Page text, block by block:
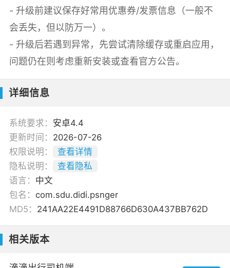
- 升级前建议保存好常用优惠券/发票信息（一般不
会丢失，但以防万一）。
- 升级后若遇到异常，先尝试清除缓存或重启应用，
问题仍在则考虑重新安装或查看官方公告。
详细信息
系统要求： 安卓4.4
更新时间： 2026-07-26
权限说明：
查看详情
隐私说明：
查看隐私
语言： 中文
包名： com.sdu.didi.psnger
MD5： 241AA22E4491D88766D630A437BB762D
相关版本